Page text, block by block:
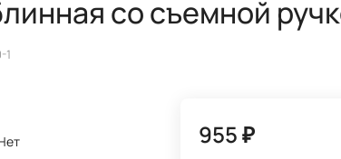
со съемной
1
955 ₽